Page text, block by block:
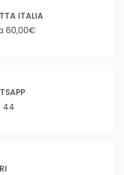
ITALIA
60,00€
44